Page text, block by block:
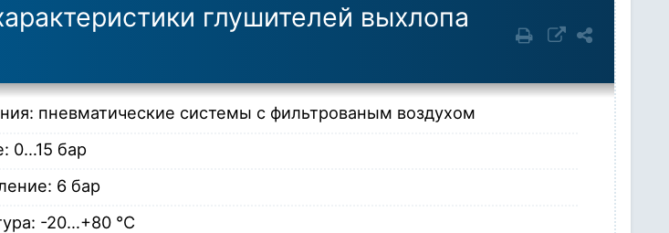
глушителей выхлопа
пневматические системы с фильтрованым воздухом
0…15 бар
6 бар
-20…+80 °C